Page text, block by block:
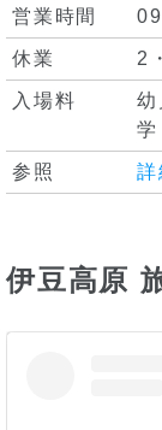
営業時間
休業 2
入場料
幼
参照 詳
伊豆高原